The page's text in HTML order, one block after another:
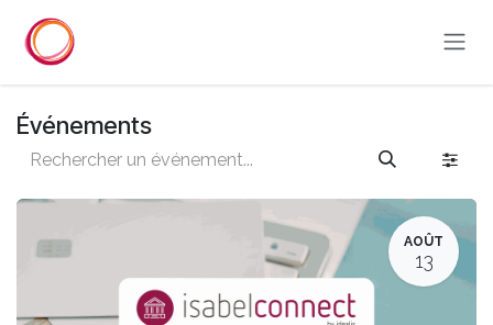
Événements
AOÛT
13